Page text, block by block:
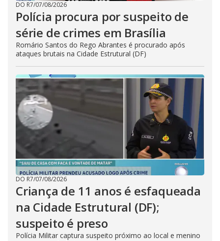
DO R7/07/08/2026
Polícia procura por suspeito de
série de crimes em Brasília
Romário Santos do Rego Abrantes é procurado após
ataques brutais na Cidade Estrutural (DF)
DO R7/07/08/2026
Criança de 11 anos é esfaqueada
na Cidade Estrutural (DF);
suspeito é preso
Polícia Militar captura suspeito próximo ao local e menino